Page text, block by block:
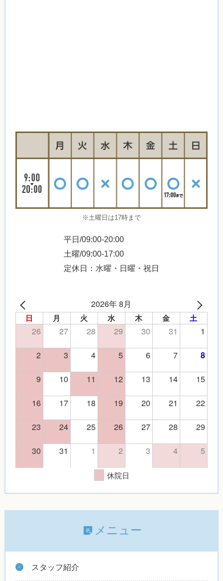
※土曜日は17時まで
平日/09:00-20:00
土曜/09:00-17:00
定休日：水曜・日曜・祝日
2026年 8月
日 月 火 水 木 金 土
26 27 28 29 30 31
1
2
3 4 5 6 7 8
9 10 11 12 13 14
15
16
17 18 19 20 21
22
23
24 25 26 27 28
29
30
31 1 2 3 4 5
休院日
メニュー
スタッフ紹介